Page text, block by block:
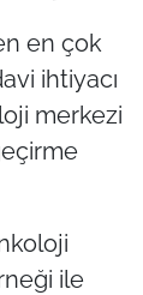
en çok
ihtiyacı
merkezi
ile